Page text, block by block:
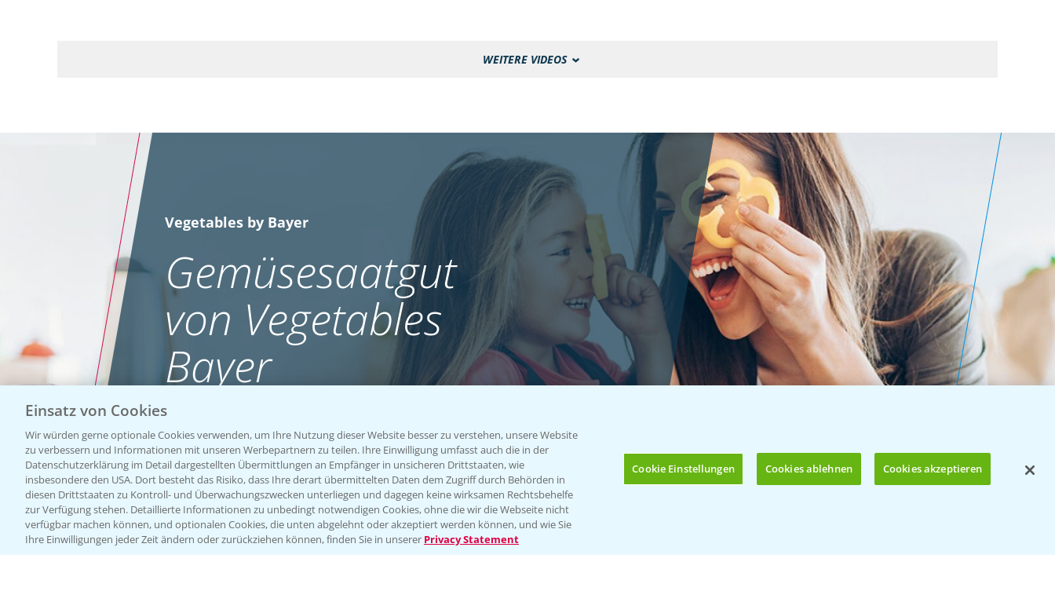
WEITERE VIDEOS
Bis zu 4 Produkte vergleichen:
Vegetables by Bayer
Gemüsesaatgut
von Vegetables
Bayer
WEBSITE BESUCHEN
Einsatz von Cookies
Wir würden gerne optionale Cookies verwenden, um Ihre Nutzung dieser Website besser zu verstehen, unsere Website
zu verbessern und Informationen mit unseren Werbepartnern zu teilen. Ihre Einwilligung umfasst auch die in der
Datenschutzerklärung im Detail dargestellten Übermittlungen an Empfänger in unsicheren Drittstaaten, wie
insbesondere den USA. Dort besteht das Risiko, dass Ihre derart übermittelten Daten dem Zugriff durch Behörden in
diesen Drittstaaten zu Kontroll- und Überwachungszwecken unterliegen und dagegen keine wirksamen Rechtsbehelfe
zur Verfügung stehen. Detaillierte Informationen zu unbedingt notwendigen Cookies, ohne die wir die Webseite nicht
verfügbar machen können, und optionalen Cookies, die unten abgelehnt oder akzeptiert werden können, und wie Sie
Ihre Einwilligungen jeder Zeit ändern oder zurückziehen können, finden Sie in unserer Privacy Statement
Cookie Einstellungen Cookies ablehnen Cookies akzeptieren